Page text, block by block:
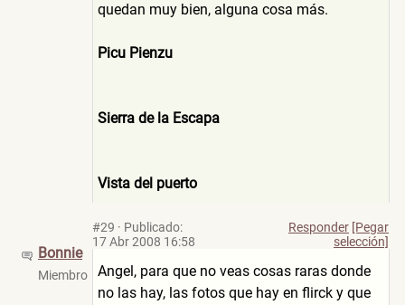
quedan muy bien, alguna cosa más.
Picu Pienzu
Sierra de la Escapa
Vista del puerto
Bonnie
Miembro
#29 · Publicado:
17 Abr 2008 16:58
Responder [Pegar
selección]
Angel, para que no veas cosas raras donde
no las hay, las fotos que hay en flirck y que